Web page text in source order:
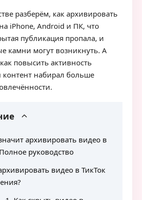
разберём, как архивировать
iPhone, Android и ПК, что
публикация пропала, и
камни могут возникнуть. А
повысить активность
контент набирал больше
архивировать видео в
руководство
видео в ТикТок